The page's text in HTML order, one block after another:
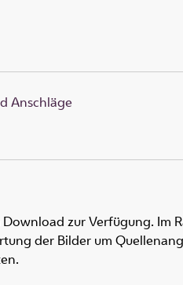
Anschläge
zur Verfügung.
der Bilder um